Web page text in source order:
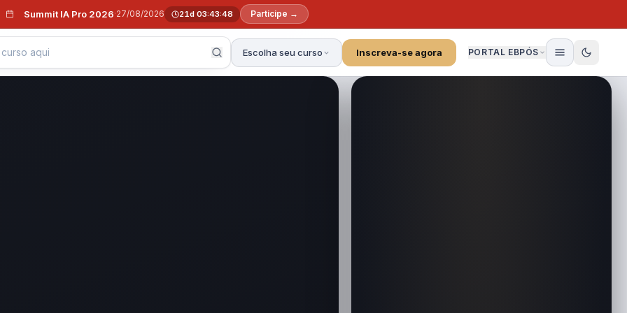
Summit IA Pro 2026·27/08/2026 21d 03:43:46 Participe →
Escolha seu curso Inscreva-se agora PORTAL EBPÓS
Faculdade EBPÓS, com Conceito 5 no MEC